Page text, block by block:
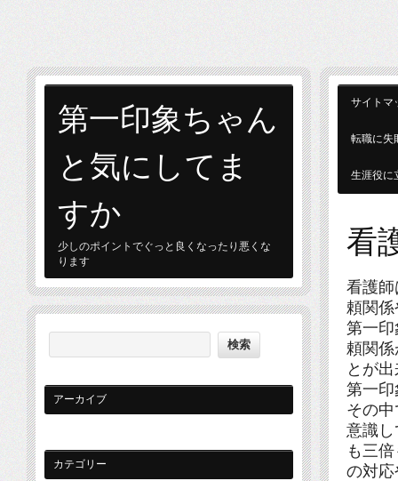
サイトマ
転職に失
生涯役に
看
看護
頼関
第一
頼関
とが
第一
その
意識
も三
の対
第一印象ちゃん
と気にしてま
すか
少しのポイントでぐっと良くなったり悪くな
ります
アーカイブ
カテゴリー